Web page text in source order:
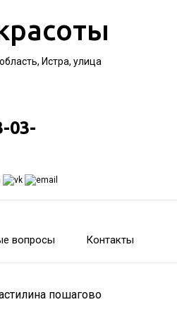
Истра, улица
03-
вопросы Контакты
пошагово